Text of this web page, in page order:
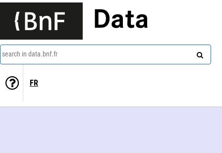
Data
search in data.bnf.fr
FR